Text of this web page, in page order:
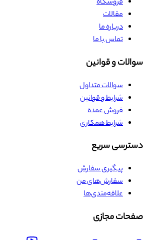
فروشگاه
مقالات
درباره ما
تماس با ما
سوالات و قوانین
سوالات متداول
شرایط و قوانین
فروش عمده
شرایط همکاری
دسترسی سریع
پیگیری سفارش
سفارش‌های من
علاقه‌مندی‌ها
صفحات مجازی